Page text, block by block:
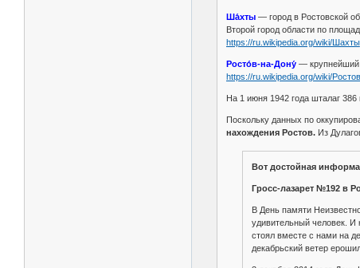
Ша́хты— город в Ростовской
Второй город области по
https://ru.wikipedia.org/wiki/Шахты
Росто́в-на-Дону́— крупнейший
https://ru.wikipedia.org/wiki/
На 1 июня 1942 года шталаг 386
Поскольку данных по
нахождения Ростов.Из
Вот достойная
Гросс-лазарет №192 в
В День памяти
удивительный человек. И
стоял вместе с нами на
декабрьский ветер